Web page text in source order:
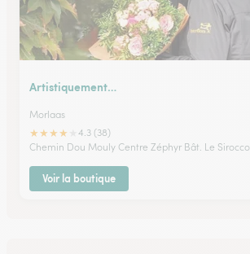
Artistiquement…
Morlaas
★★★★
4.3 (38)
Chemin Dou Mouly Centre Zéphyr Bât. Le Sirocco
Voir la boutique